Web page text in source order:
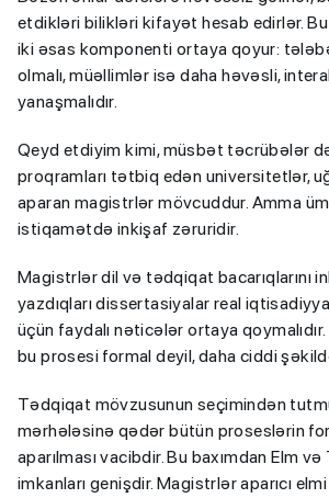
etdikləri bilikləri kifayət hesab edirlər.
iki əsas komponenti ortaya qoyur:
olmalı, müəllimlər isə daha həvəsli,
yanaşmalıdır.
Qeyd etdiyim kimi, müsbət təcrübələr
proqramları tətbiq edən universitetlər,
aparan magistrlər mövcuddur. Amma
istiqamətdə inkişaf zəruridir.
Magistrlər dil və tədqiqat bacarıqlarını
yazdıqları dissertasiyalar real
üçün faydalı nəticələr ortaya
bu prosesi formal deyil, daha ciddi
Tədqiqat mövzusunun seçimindən
mərhələsinə qədər bütün proseslərin
aparılması vacibdir. Bu baxımdan Elm
imkanları genişdir. Magistrlər aparıcı